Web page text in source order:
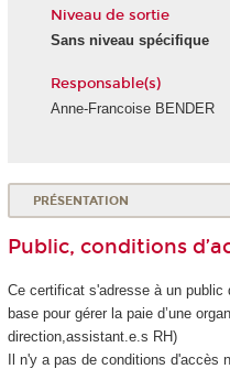
Niveau de sortie
Sans niveau spécifique
Responsable(s)
Anne-Francoise BENDER
PRÉSENTATION
Public, conditions
Ce certificat s'adresse à un public
base pour gérer la paie d’une
direction,assistant.e.s RH)
Il n'y a pas de conditions d'accès